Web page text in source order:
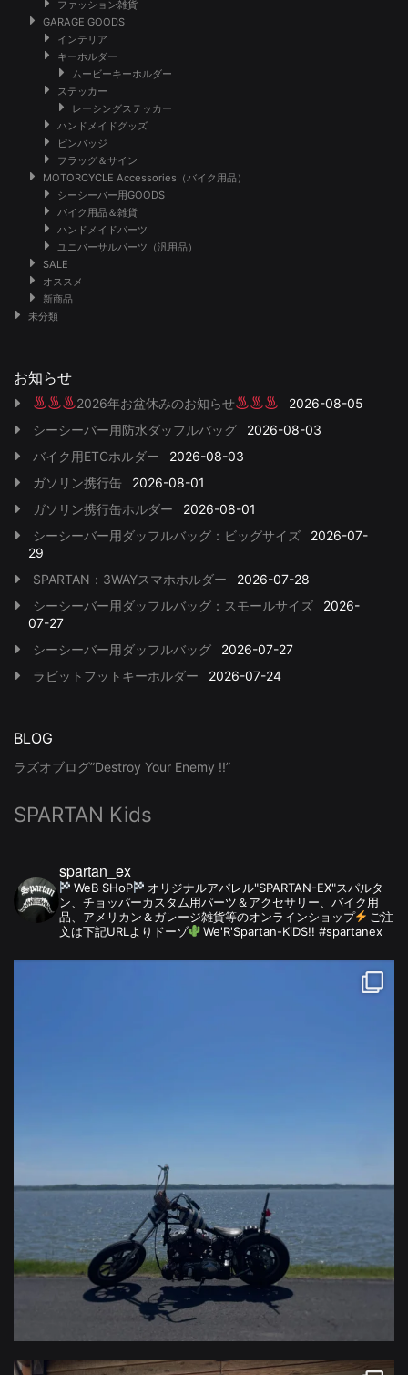
ファッション雑貨
GARAGE GOODS
インテリア
キーホルダー
ムービーキーホルダー
ステッカー
レーシングステッカー
ハンドメイドグッズ
ピンバッジ
フラッグ＆サイン
MOTORCYCLE Accessories（バイク用品）
シーシーバー用GOODS
バイク用品＆雑貨
ハンドメイドパーツ
ユニバーサルパーツ（汎用品）
SALE
オススメ
新商品
未分類
お知らせ
2026年お盆休みのお知らせ
2026-08-05
シーシーバー用防水ダッフルバッグ
2026-08-03
バイク用ETCホルダー
2026-08-03
ガソリン携行缶
2026-08-01
ガソリン携行缶ホルダー
2026-08-01
シーシーバー用ダッフルバッグ：ビッグサイズ
2026-07-
29
SPARTAN：3WAYスマホホルダー
2026-07-28
シーシーバー用ダッフルバッグ：スモールサイズ
2026-
07-27
シーシーバー用ダッフルバッグ
2026-07-27
ラビットフットキーホルダー
2026-07-24
BLOG
ラズオブログ”Destroy Your Enemy !!”
SPARTAN Kids
spartan_ex
WeB SHoP
オリジナルアパレル"SPARTAN-EX"スパルタ
ン、チョッパーカスタム用パーツ＆アクセサリー、バイク用
品、アメリカン＆ガレージ雑貨等のオンラインショップ
ご注
文は下記URLよりドーゾ
We'R'Spartan-KiDS!! #spartanex